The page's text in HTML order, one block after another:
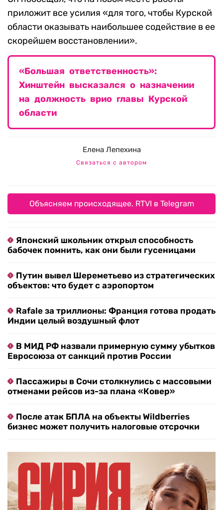
приложит все усилия «для того, чтобы Курской
области оказывать наибольшее содействие в ее
скорейшем восстановлении».
«Большая ответственность»:
Хинштейн высказался о назначении
на должность врио главы Курской
области
Елена Лепехина
Связаться с автором
Объясняем происходящее. RTVI в Telegram
Японский школьник открыл способность
бабочек помнить, как они были гусеницами
Путин вывел Шереметьево из стратегических
объектов: что будет с аэропортом
Rafale за триллионы: Франция готова продать
Индии целый воздушный флот
В МИД РФ назвали примерную сумму убытков
Евросоюза от санкций против России
Пассажиры в Сочи столкнулись с массовыми
отменами рейсов из-за плана «Ковер»
После атак БПЛА на объекты Wildberries
бизнес может получить налоговые отсрочки